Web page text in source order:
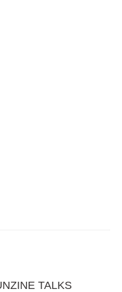
TALKS